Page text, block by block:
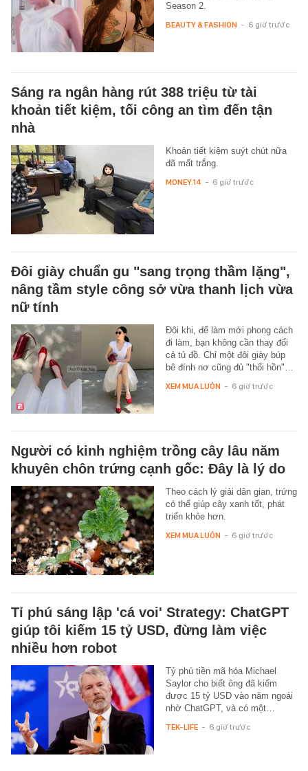
Season 2.
BEAUTY & FASHION - 6 giờ trước
Sáng ra ngân hàng rút 388 triệu từ tài
khoản tiết kiệm, tối công an tìm đến tận
nhà
Khoản tiết kiệm suýt chút nữa
đã mất trắng.
MONEY.14 - 6 giờ trước
Đôi giày chuẩn gu "sang trọng thầm lặng",
nâng tầm style công sở vừa thanh lịch vừa
nữ tính
Đôi khi, để làm mới phong cách
đi làm, bạn không cần thay đổi
cả tủ đồ. Chỉ một đôi giày búp
bê đính nơ cũng đủ "thổi hồn"…
XEM MUA LUÔN - 6 giờ trước
Người có kinh nghiệm trồng cây lâu năm
khuyên chôn trứng cạnh gốc: Đây là lý do
Theo cách lý giải dân gian, trứng
có thể giúp cây xanh tốt, phát
triển khỏe hơn.
XEM MUA LUÔN - 6 giờ trước
Tỉ phú sáng lập 'cá voi' Strategy: ChatGPT
giúp tôi kiếm 15 tỷ USD, đừng làm việc
nhiều hơn robot
Tỷ phú tiền mã hóa Michael
Saylor cho biết ông đã kiếm
được 15 tỷ USD vào năm ngoái
nhờ ChatGPT, và có một…
TEK-LIFE - 6 giờ trước